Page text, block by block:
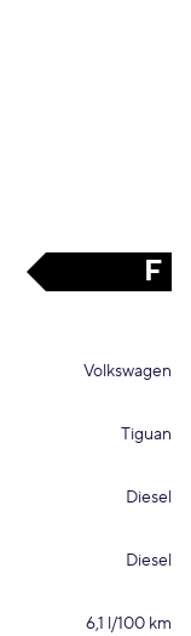
F
Volkswagen
Tiguan
Diesel
Diesel
6,1 l/100 km